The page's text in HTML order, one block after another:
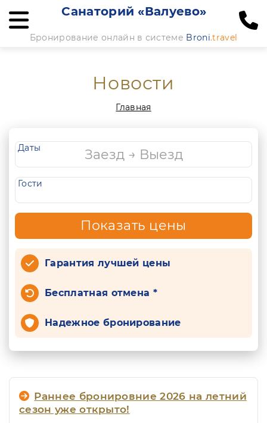
Санаторий «Валуево»
Бронирование онлайн в системе Broni.travel
Новости
Главная
Даты
Гости
Показать цены
Гарантия лучшей цены
Бесплатная отмена *
Надежное бронирование
Раннее бронировние 2026 на летний
сезон уже открыто!